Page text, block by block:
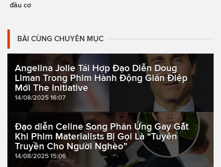
đầu cơ
BÀI CÙNG CHUYÊN MỤC
Angelina Jolie Tái Hợp Đạo Diễn Doug
Liman Trong Phim Hành Động Gián Điệp
Mới The Initiative
14/08/2025 16:07
Đạo diễn Celine Song Phản Ứng Gay Gắt
Khi Phim Materialists Bị Gọi Là “Tuyên
Truyền Cho Người Nghèo”
14/08/2025 15:06